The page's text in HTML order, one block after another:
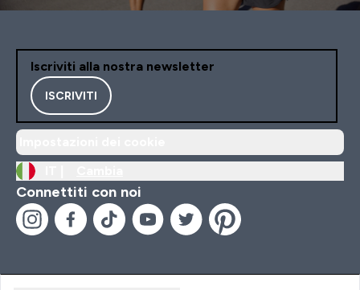
Iscriviti alla nostra newsletter
ISCRIVITI
Connettiti con noi